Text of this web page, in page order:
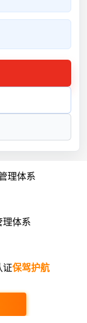
理体系
理体系
证保驾护航